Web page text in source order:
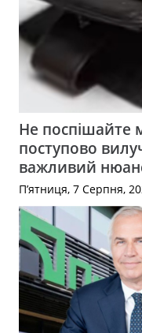
Не поспішайте
поступово
важливий
П’ятниця, 7 Серпня,